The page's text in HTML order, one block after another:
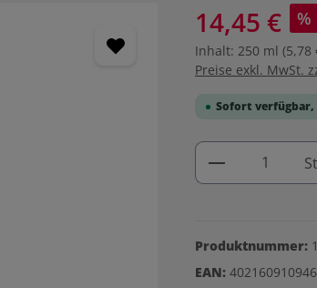
14,45 € %
Inhalt: 250 ml (5,78
Preise exkl. MwSt.
Sofort verfügbar,
Produkt
Produktnummer:
EAN: